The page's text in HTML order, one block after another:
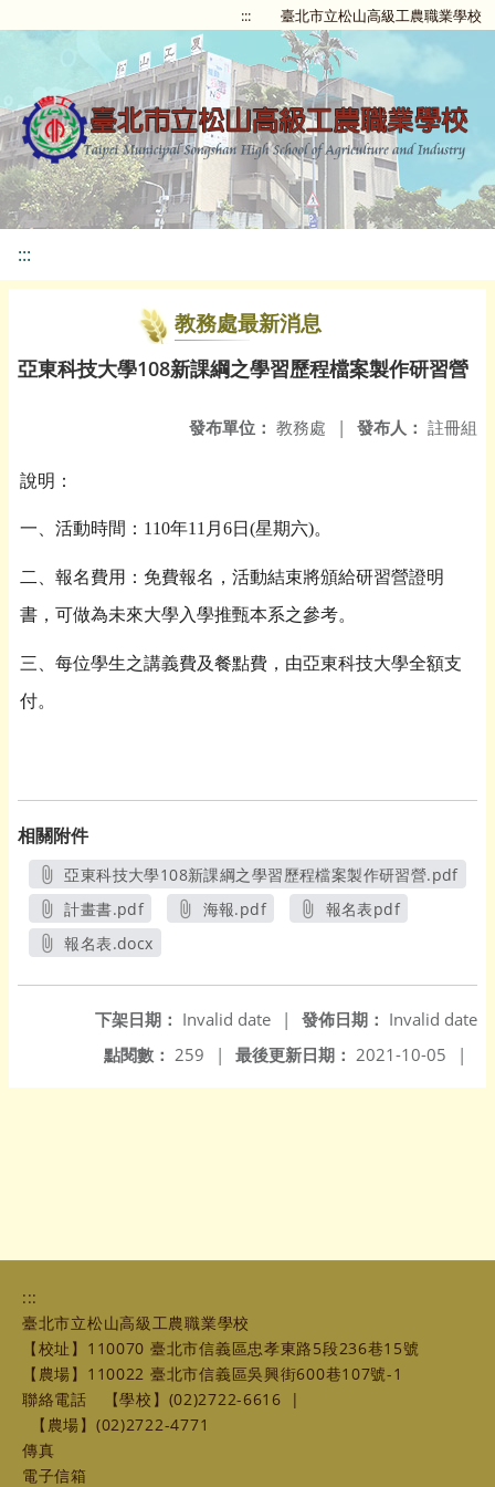
::: 臺北市立松山高級工農職業學校
:::
教務處最新消息
亞東科技大學108新課綱之學習歷程檔案製作研習營
發布人： 註冊組
發布單位： 教務處 |
說明 ：
一、活動時間：110年11月6日(星期六)。
二、報名費用：免費報名，活動結束將頒給研習營證明
書，可做為未來大學入學推甄本系之參考。
三、每位學生之講義費及餐點費，由亞東科技大學全額支
付。
相關附件
亞東科技大學108新課綱之學習歷程檔案製作研習營.pdf
另開新視窗
計畫書.pdf
另開新視窗
海報.pdf
報名表pdf
報名表.docx
發佈日期： Invalid date
下架日期： Invalid date
|
最後更新日期： 2021-10-05 |
點閱數： 259 |
:::
臺北市立松山高級工農職業學校
【校址】110070 臺北市信義區忠孝東路5段236巷15號
【農場】110022 臺北市信義區吳興街600巷107號-1
聯絡電話
【學校】(02)2722-6616
|
【農場】(02)2722-4771
傳真
電子信箱